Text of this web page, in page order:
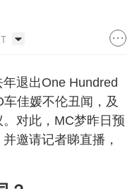
退出One Hundred
佳媛不伦丑闻，及
对此，MC梦昨日预
邀请记者睇直播，